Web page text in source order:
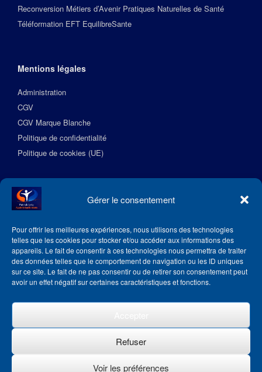
Gérer le consentement
Pour offrir les meilleures expériences, nous utilisons des technologies
telles que les cookies pour stocker et/ou accéder aux informations des
appareils. Le fait de consentir à ces technologies nous permettra de traiter
des données telles que le comportement de navigation ou les ID uniques
sur ce site. Le fait de ne pas consentir ou de retirer son consentement peut
avoir un effet négatif sur certaines caractéristiques et fonctions.
Refuser
Voir les préférences
Reconversion Métiers d’Avenir Pratiques Naturelles de Santé
Téléformation EFT EquilibreSante
Mentions légales
Administration
CGV
CGV Marque Blanche
Politique de confidentialité
Politique de cookies (UE)
Suivez l’Académie EquilibreSante